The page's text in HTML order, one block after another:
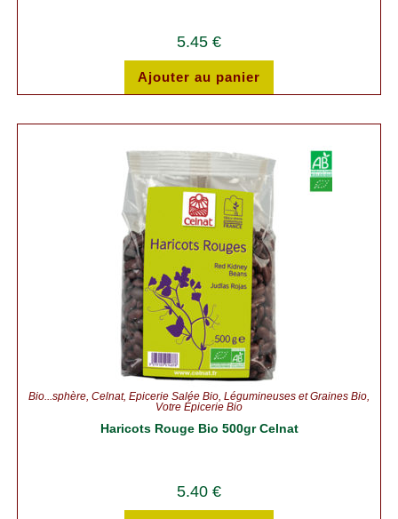
5.45 €
Ajouter au panier
Bio...sphère, Celnat, Épicerie Salée Bio, Légumineuses et Graines Bio,
Votre Épicerie Bio
Haricots Rouge Bio 500gr Celnat
5.40 €